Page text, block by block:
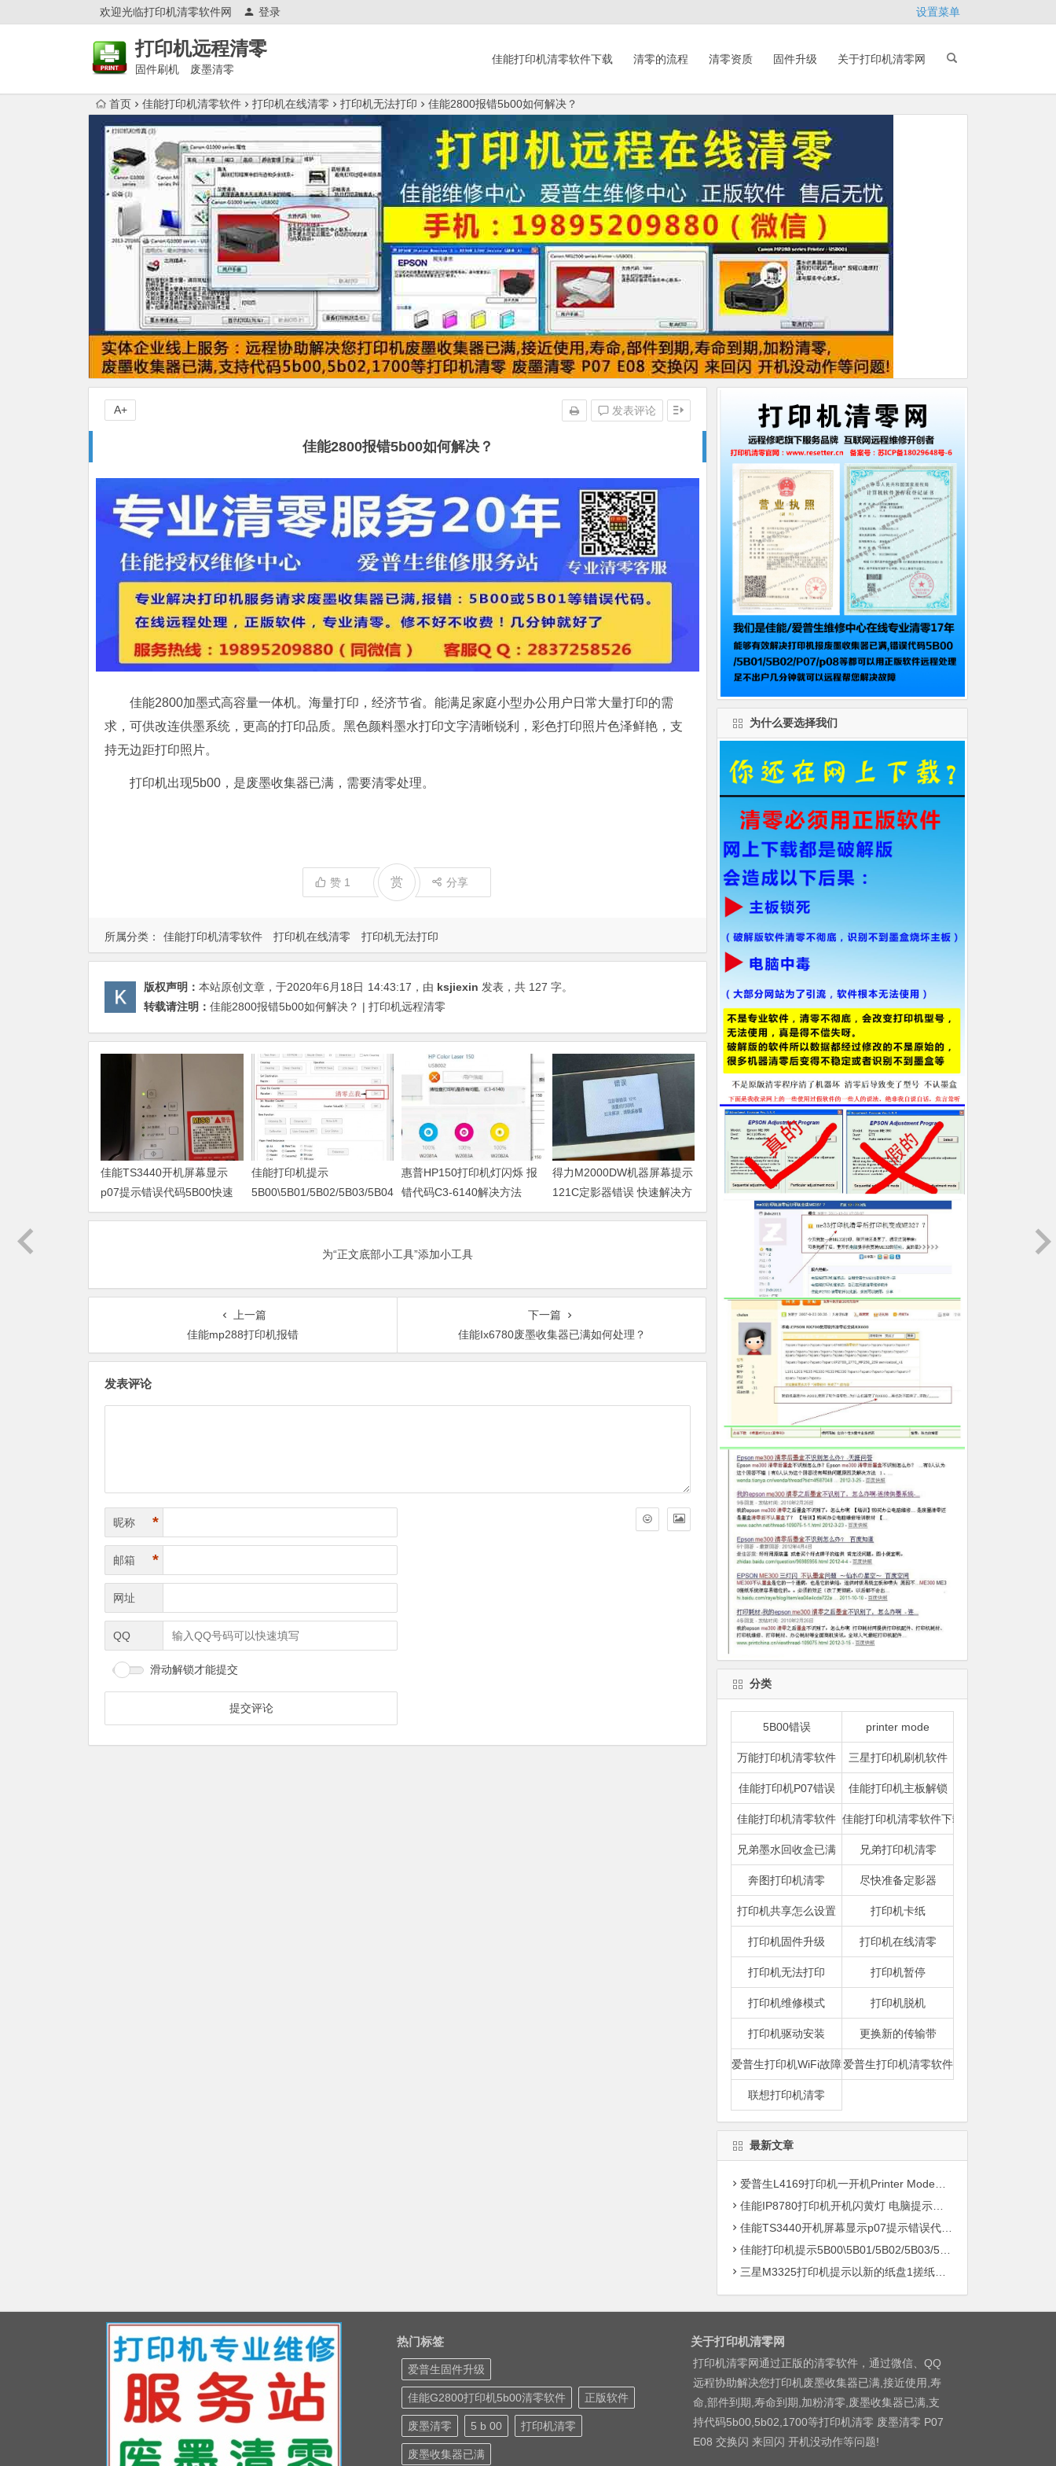
欢迎光临打印机清零软件网 登录 设置菜单
打印机远程清零
固件刷机 废墨清零
佳能打印机清零软件下载 清零的流程 清零资质 固件升级 关于打印机清零网
首页 佳能打印机清零软件 打印机在线清零 打印机无法打印 佳能2800报错5b00如何解决？
佳能2800报错5b00如何解决？
发表评论
A+
所属分类： 佳能打印机清零软件 打印机在线清零 打印机无法打印
佳能2800加墨式高容量一体机。海量打印，经济节省。能满足家庭小型办公用户日常大量打印的需
求，可供改连供墨系统，更高的打印品质。黑色颜料墨水打印文字清晰锐利，彩色打印照片色泽鲜艳，支
持无边距打印照片。
打印机出现5b00，是废墨收集器已满，需要清零处理。
赞 1 赏 分享
版权声明： 本站原创文章，于2020年6月18日 14:43:17 ，由 ksjiexin 发表，共 127 字。
转载请注明： 佳能2800报错5b00如何解决？ | 打印机远程清零
佳能TS3440开机屏幕显示
p07提示错误代码5B00快速
解决方案 清零
佳能打印机提示
5B00\5B01/5B02/5B03/5B04/5B11/5B12/5B13/5B14/1700/1702/1703/1704
惠普HP150打印机灯闪烁 报
错代码C3-6140解决方法
得力M2000DW机器屏幕提示
121C定影器错误 快速解决方
法
为“正文底部小工具”添加小工具
上一篇
佳能mp288打印机报错
下一篇
佳能Ix6780废墨收集器已满如何处理？
发表评论
昵称 *
邮箱 *
网址
QQ
滑动解锁才能提交
为什么要选择我们
分类
5B00错误 printer mode
万能打印机清零软件 三星打印机刷机软件
佳能打印机P07错误 佳能打印机主板解锁
佳能打印机清零软件 佳能打印机清零软件下载
兄弟墨水回收盒已满 兄弟打印机清零
奔图打印机清零 尽快准备定影器
打印机共享怎么设置 打印机卡纸
打印机固件升级 打印机在线清零
打印机无法打印 打印机暂停
打印机维修模式 打印机脱机
打印机驱动安装 更换新的传输带
爱普生打印机WiFi故障爱普生打印机清零软件
联想打印机清零
最新文章
爱普生L4169打印机一开机Printer Mode故障主板维修
佳能IP8780打印机开机闪黄灯 电脑提示错误5B00快速解决方案清零
佳能TS3440开机屏幕显示p07提示错误代码5B00快速解决方案 清零
佳能打印机提示5B00\5B01/5B02/5B03/5B04/5B11/5B12/5B13/5B14/1700/1702/1703/1704
三星M3325打印机提示以新的纸盘1搓纸轮进行更换
热门标签
爱普生固件升级
佳能G2800打印机5b00清零软件 正版软件
废墨清零 5 b 00 打印机清零
废墨收集器已满
关于打印机清零网
打印机清零网通过正版的清零软件，通过微信、QQ
远程协助解决您打印机废墨收集器已满,接近使用,寿
命,部件到期,寿命到期,加粉清零,废墨收集器已满,支
持代码5b00,5b02,1700等打印机清零 废墨清零 P07
E08 交换闪 来回闪 开机没动作等问题!